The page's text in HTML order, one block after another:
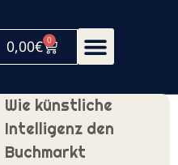
0,00€ 0
Wie künstliche
Intelligenz den
Buchmarkt